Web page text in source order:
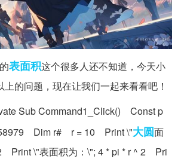
表面积这个很多人还不知道，今天小
的问题，现在让我们一起来看看吧！
Sub Command1_Click() Const p
Dim r# r = 10 Print \"大圆面
Print \"表面积为：\"; 4 * pi * r ^ 2 Pri